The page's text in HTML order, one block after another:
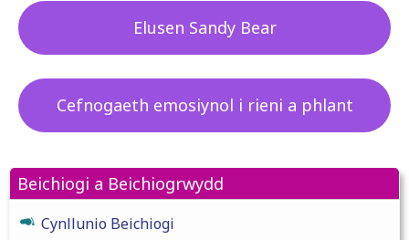
Elusen Sandy Bear
Cefnogaeth emosiynol i rieni a phlant
Beichiogi a Beichiogrwydd
Cynllunio Beichiogi